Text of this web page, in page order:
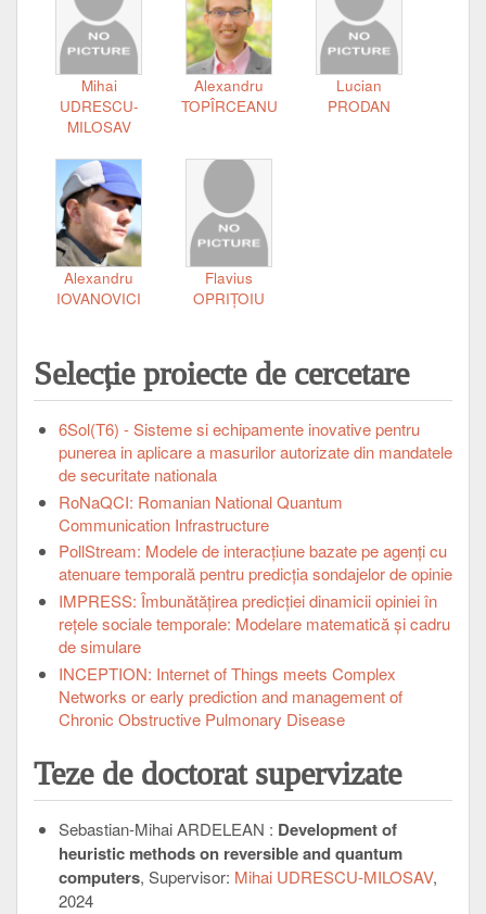
Mihai
UDRESCU-
MILOSAV
Alexandru
TOPÎRCEANU
Lucian
PRODAN
Alexandru
IOVANOVICI
Flavius
OPRIŢOIU
Selecție proiecte de cercetare
6Sol(T6) - Sisteme si echipamente inovative pentru
punerea in aplicare a masurilor autorizate din mandatele
de securitate nationala
RoNaQCI: Romanian National Quantum
Communication Infrastructure
PollStream: Modele de interacțiune bazate pe agenți cu
atenuare temporală pentru predicția sondajelor de opinie
IMPRESS: Îmbunătăţirea predicţiei dinamicii opiniei în
reţele sociale temporale: Modelare matematică şi cadru
de simulare
INCEPTION: Internet of Things meets Complex
Networks or early prediction and management of
Chronic Obstructive Pulmonary Disease
Teze de doctorat supervizate
Sebastian-Mihai ARDELEAN : Development of
heuristic methods on reversible and quantum
computers, Supervisor: Mihai UDRESCU-MILOSAV,
2024